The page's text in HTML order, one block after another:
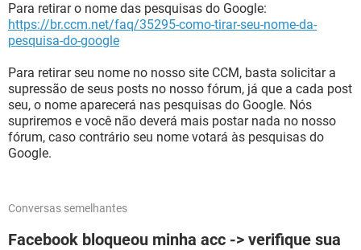
Para retirar o nome das pesquisas do Google:
https://br.ccm.net/faq/35295-como-tirar-seu-nome-da-
pesquisa-do-google
Para retirar seu nome no nosso site CCM, basta solicitar a
supressão de seus posts no nosso fórum, já que a cada post
seu, o nome aparecerá nas pesquisas do Google. Nós
supriremos e você não deverá mais postar nada no nosso
fórum, caso contrário seu nome votará às pesquisas do
Google.
Conversas semelhantes
Facebook bloqueou minha acc -> verifique sua